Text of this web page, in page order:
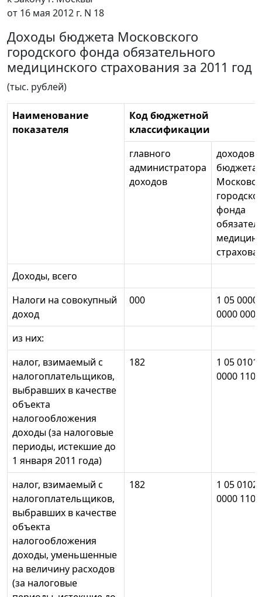
от 16 мая 2012 г. N 18
Доходы бюджета Московского
городского фонда обязательного
медицинского страхования за 2011 год
(тыс. рублей)
Наименование
показателя
Код бюджетной
классификации
главного
администратора
доходов
доходов
бюджета
фонда
Доходы, всего
Налоги на совокупный
доход
000
1 05
0000 000
из них:
налог, взимаемый с
налогоплательщиков,
выбравших в качестве
объекта
налогообложения
доходы (за налоговые
периоды, истекшие до
1 января 2011 года)
182
1 05
0000 110
налог, взимаемый с
налогоплательщиков,
выбравших в качестве
объекта
налогообложения
доходы, уменьшенные
на величину расходов
(за налоговые
182
1 05
0000 110